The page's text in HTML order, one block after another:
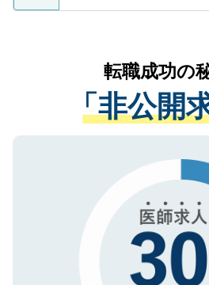
ているすべての個人デ
は、個人情報の取り扱
管理基準を満たした事
る、プライバシーマー
で、機密保持に関して
かがいして、現在の医
経験をまじえながら、
させていただきます。
ない方には、長期的な
ので、まずはご登録く
転職成功の
「非公開